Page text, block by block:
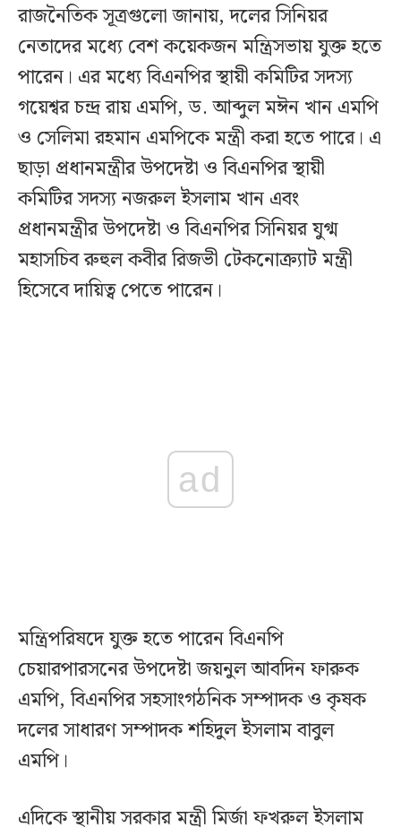
রাজনৈতিক সূত্রগুলো জানায়, দলের সিনিয়র
নেতাদের মধ্যে বেশ কয়েকজন মন্ত্রিসভায় যুক্ত হতে
পারেন। এর মধ্যে বিএনপির স্থায়ী কমিটির সদস্য
গয়েশ্বর চন্দ্র রায় এমপি, ড. আব্দুল মঈন খান এমপি
ও সেলিমা রহমান এমপিকে মন্ত্রী করা হতে পারে। এ
ছাড়া প্রধানমন্ত্রীর উপদেষ্টা ও বিএনপির স্থায়ী
কমিটির সদস্য নজরুল ইসলাম খান এবং
প্রধানমন্ত্রীর উপদেষ্টা ও বিএনপির সিনিয়র যুগ্ম
মহাসচিব রুহুল কবীর রিজভী টেকনোক্র্যাট মন্ত্রী
হিসেবে দায়িত্ব পেতে পারেন।
ad
মন্ত্রিপরিষদে যুক্ত হতে পারেন বিএনপি
চেয়ারপারসনের উপদেষ্টা জয়নুল আবদিন ফারুক
এমপি, বিএনপির সহসাংগঠনিক সম্পাদক ও কৃষক
দলের সাধারণ সম্পাদক শহিদুল ইসলাম বাবুল
এমপি।
এদিকে স্থানীয় সরকার মন্ত্রী মির্জা ফখরুল ইসলাম